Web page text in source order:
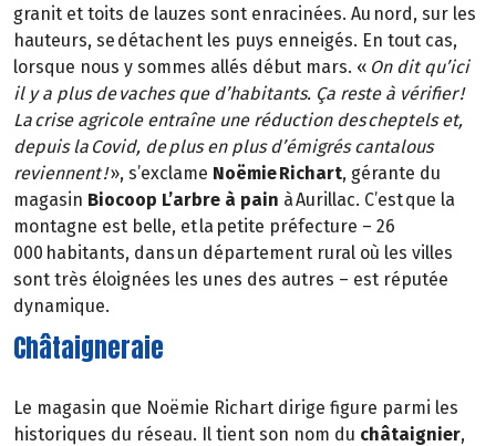
granit et toits de lauzes sont enracinées. Au nord, sur les
hauteurs, se détachent les puys enneigés. En tout cas,
lorsque nous y sommes allés début mars. « On dit qu’ici
il y a plus de vaches que d’habitants. Ça reste à vérifier !
La crise agricole entraîne une réduction des cheptels et,
depuis la Covid, de plus en plus d’émigrés cantalous
reviennent !», s’exclame Noëmie Richart, gérante du
magasin Biocoop L’arbre à pain à Aurillac. C’est que la
montagne est belle, et la petite préfecture – 26
000 habitants, dans un département rural où les villes
sont très éloignées les unes des autres – est réputée
dynamique.
Châtaigneraie
Le magasin que Noëmie Richart dirige figure parmi les
historiques du réseau. Il tient son nom du châtaignier,